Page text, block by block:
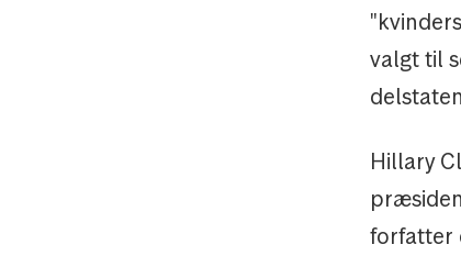
valgt til
Hillary
forfatter